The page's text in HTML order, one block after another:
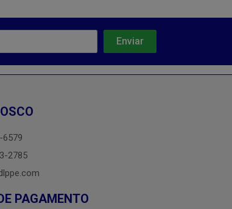
6579
2785
PAGAMENTO